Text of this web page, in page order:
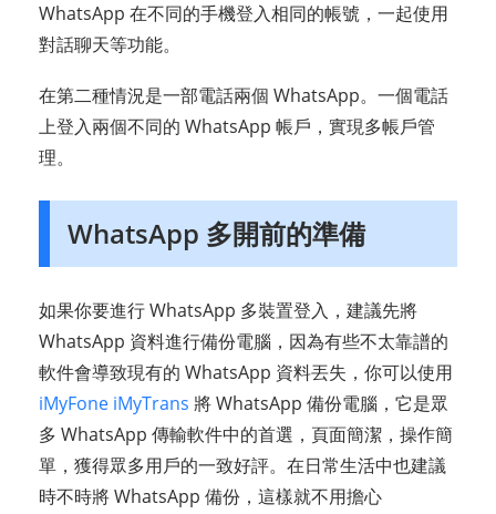
WhatsApp 在不同的手機登入相同的帳號，一起使用
對話聊天等功能。
在第二種情況是一部電話兩個 WhatsApp。一個電話
上登入兩個不同的 WhatsApp 帳戶，實現多帳戶管
理。
WhatsApp 多開前的準備
如果你要進行 WhatsApp 多裝置登入，建議先將
WhatsApp 資料進行備份電腦，因為有些不太靠譜的
軟件會導致現有的 WhatsApp 資料丟失，你可以使用
iMyFone iMyTrans 將 WhatsApp 備份電腦，它是眾
多 WhatsApp 傳輸軟件中的首選，頁面簡潔，操作簡
單，獲得眾多用戶的一致好評。在日常生活中也建議
時不時將 WhatsApp 備份，這樣就不用擔心